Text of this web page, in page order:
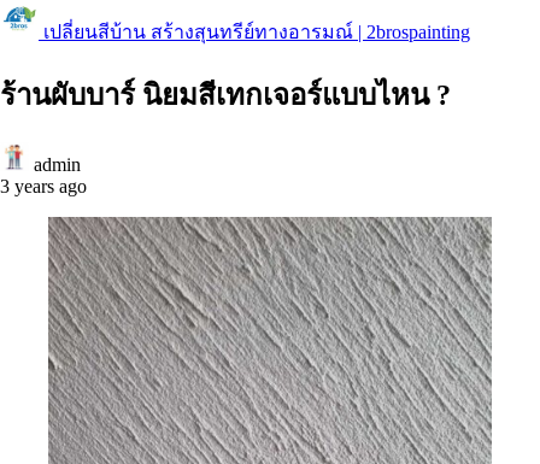
เปลี่ยนสีบ้าน สร้างสุนทรีย์ทางอารมณ์ | 2brospainting
ร้านผับบาร์ นิยมสีเทกเจอร์แบบไหน ?
admin
3 years ago